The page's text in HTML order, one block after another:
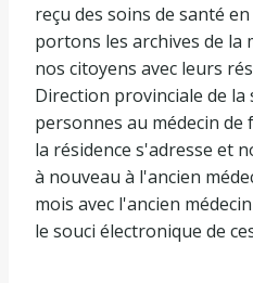
reçu des soins de santé
portons les archives de la
nos citoyens avec leurs
Direction provinciale de la
personnes au médecin
la résidence s'adresse et
à nouveau à l'ancien
mois avec l'ancien
le souci électronique de